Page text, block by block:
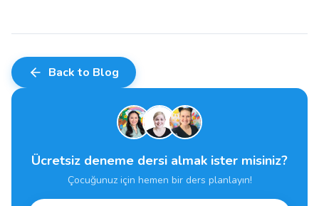
Back to Blog
Ücretsiz deneme dersi almak ister misiniz?
Çocuğunuz için hemen bir ders planlayın!